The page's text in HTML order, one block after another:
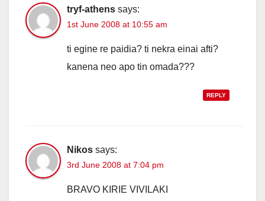
tryf-athens says:
1st June 2008 at 10:55 am
ti egine re paidia? ti nekra einai afti?
kanena neo apo tin omada???
REPLY
Nikos says:
3rd June 2008 at 7:04 pm
BRAVO KIRIE VIVILAKI